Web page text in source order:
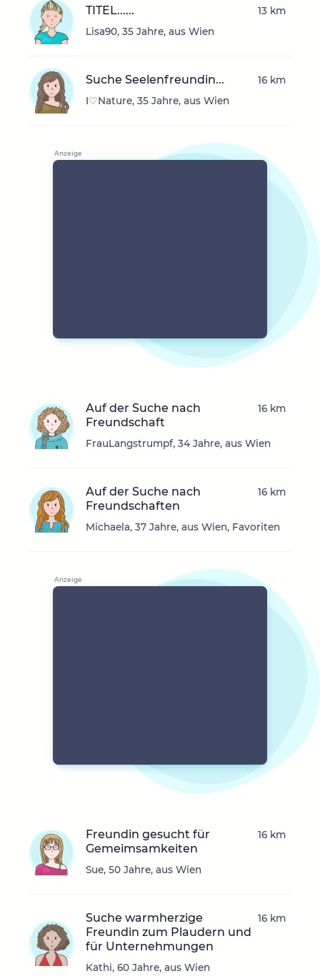
TITEL......
Lisa90, 35 Jahre, aus Wien
13 km
Suche Seelenfreundin...
I♡Nature, 35 Jahre, aus Wien
16 km
Auf der Suche nach
Freundschaft
FrauLangstrumpf, 34 Jahre, aus Wien
16 km
Auf der Suche nach
Freundschaften
Michaela, 37 Jahre, aus Wien, Favoriten
16 km
Freundin gesucht für
Gemeimsamkeiten
Sue, 50 Jahre, aus Wien
16 km
Suche warmherzige
Freundin zum Plaudern und
für Unternehmungen
Kathi, 60 Jahre, aus Wien
16 km